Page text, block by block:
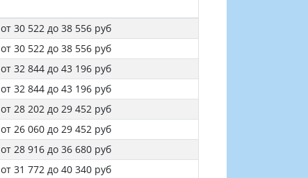
от 30 522 до 38 556 руб
от 30 522 до 38 556 руб
от 32 844 до 43 196 руб
от 32 844 до 43 196 руб
от 28 202 до 29 452 руб
от 26 060 до 29 452 руб
от 28 916 до 36 680 руб
от 31 772 до 40 340 руб